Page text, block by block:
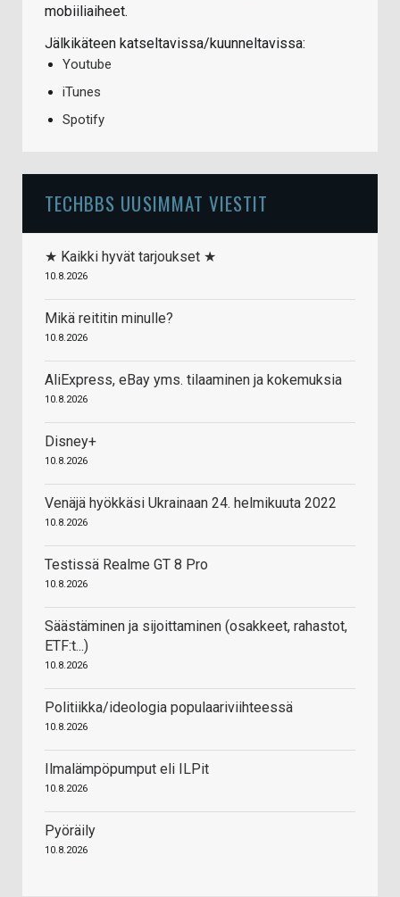
mobiiliaiheet.
Jälkikäteen katseltavissa/kuunneltavissa:
Youtube
iTunes
Spotify
TECHBBS UUSIMMAT VIESTIT
★ Kaikki hyvät tarjoukset ★
10.8.2026
Mikä reititin minulle?
10.8.2026
AliExpress, eBay yms. tilaaminen ja kokemuksia
10.8.2026
Disney+
10.8.2026
Venäjä hyökkäsi Ukrainaan 24. helmikuuta 2022
10.8.2026
Testissä Realme GT 8 Pro
10.8.2026
Säästäminen ja sijoittaminen (osakkeet, rahastot,
ETF:t...)
10.8.2026
Politiikka/ideologia populaariviihteessä
10.8.2026
Ilmalämpöpumput eli ILPit
10.8.2026
Pyöräily
10.8.2026